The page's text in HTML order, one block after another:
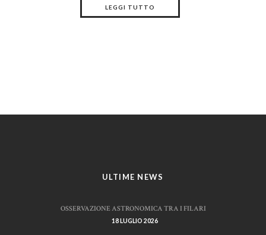
LEGGI TUTTO
ULTIME NEWS
OSSERVAZIONE ASTRONOMICA TRA I FILARI
18 LUGLIO 2026